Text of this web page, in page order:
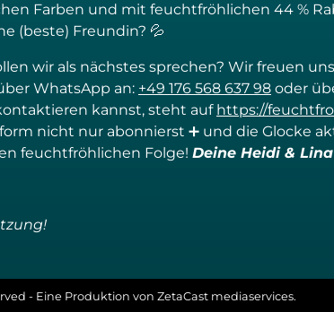
Farben und mit feuchtfröhlichen 44 %
(beste) Freundin? 💦
wir als nächstes sprechen? Wir freuen
WhatsApp an: +49 176 568 637 98 oder
kannst, steht auf https://
nicht nur abonnierst ➕ und die Glocke
feuchtfröhlichen Folge! Deine Heidi & Lina
- Eine Produktion von ZetaCast mediaservices.